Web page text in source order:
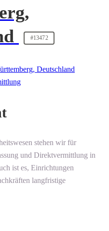
#13472
Deutschland
stehen wir für
und Direktvermittlung in
ist es, Einrichtungen
langfristige